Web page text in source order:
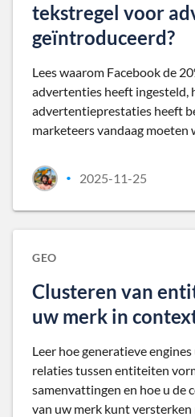
tekstregel voor
geïntroduceerd?
Lees waarom Facebook de
advertenties heeft ingesteld,
advertentieprestaties heeft
marketeers vandaag moeten
• 2025-11-25
GEO
Clusteren van
uw merk in
Leer hoe generatieve
relaties tussen entiteiten
samenvattingen en hoe u de
van uw merk kunt